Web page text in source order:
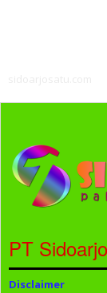
PT
Disclaimer